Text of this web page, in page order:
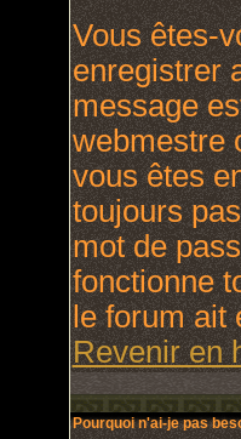
Vous êtes-
enregistrer
message
webmestre
vous êtes
toujours
mot de
fonctionne
le forum ait
Revenir en
Pourquoi n'ai-je pas